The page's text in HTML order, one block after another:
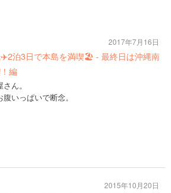
泊3日で本島を満喫🏖 - 最終日は沖縄南
編
ん。
いっぱいで断念。
2017年7月16日
2015年10月20日